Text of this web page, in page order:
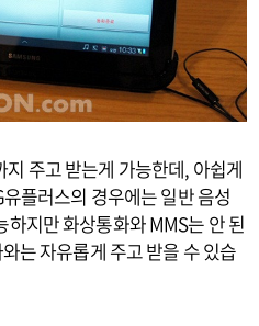
주고 받는게 가능한데, 아쉽게
플러스의 경우에는 일반 음성
지만 화상통화와 MMS는 안 된
는 자유롭게 주고 받을 수 있습